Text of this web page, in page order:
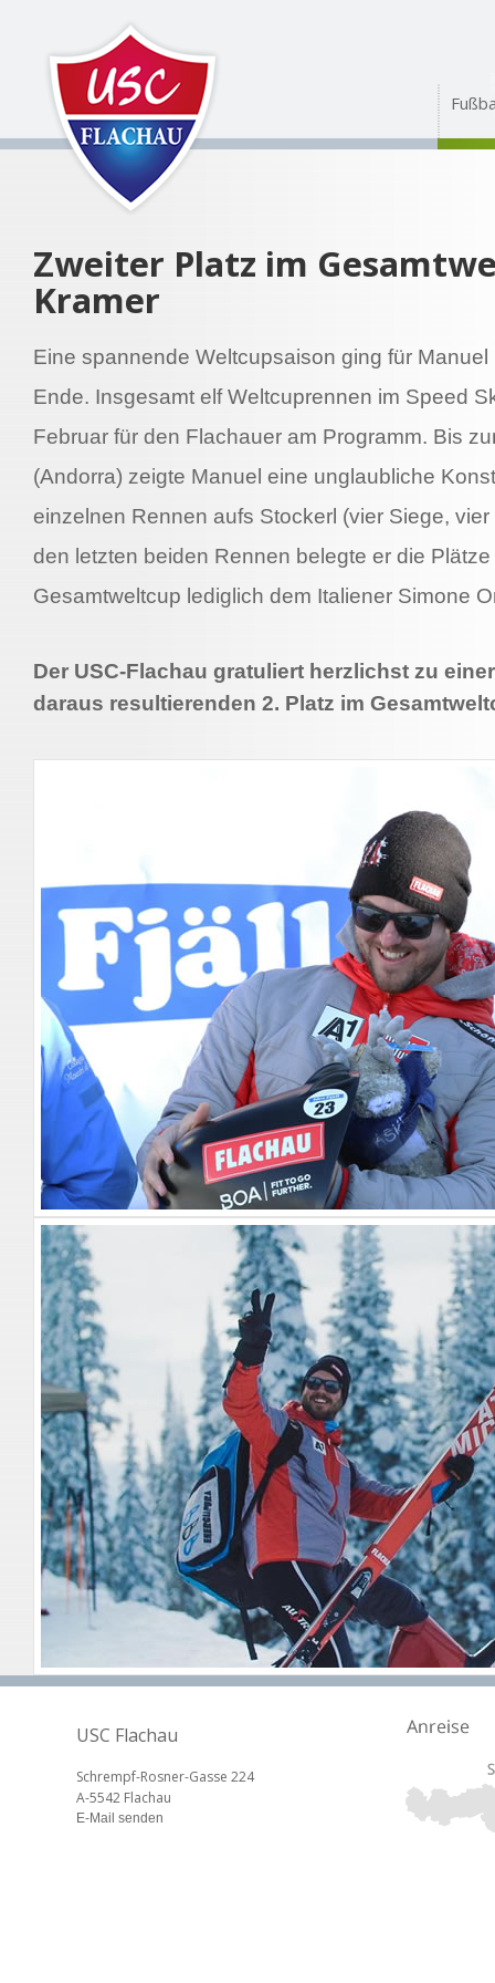
Zweiter Platz im
Kramer
Eine spannende Weltcupsaison ging für
Ende. Insgesamt elf Weltcuprennen im Speed
Februar für den Flachauer am Programm. Bis
(Andorra) zeigte Manuel eine unglaubliche
einzelnen Rennen aufs Stockerl (vier Siege,
den letzten beiden Rennen belegte er die
Gesamtweltcup lediglich dem Italiener Simone
Der USC-Flachau gratuliert herzlichst zu
daraus resultierenden 2. Platz im
USC Flachau
Schrempf-Rosner-Gasse 224
A-5542 Flachau
E-Mail senden